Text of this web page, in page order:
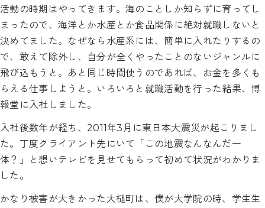
活動の時期はやってきます。海のことしか知らずに育ってし
まったので、海洋とか水産とか食品関係に絶対就職しないと
決めてました。なぜなら水産系には、簡単に入れたりするの
で、敢えて除外し、自分が全くやったことのないジャンルに
飛び込もうと。あと同じ時間使うのであれば、お金を多くも
らえる仕事しようと。いろいろと就職活動を行った結果、博
報堂に入社しました。
入社後数年が経ち、2011年3月に東日本大震災が起こりまし
た。丁度クライアント先にいて「この地震なんなんだ一
体？」と想いテレビを見せてもらって初めて状況がわかりま
した。
かなり被害が大きかった大槌町は、僕が大学院の時、学生生